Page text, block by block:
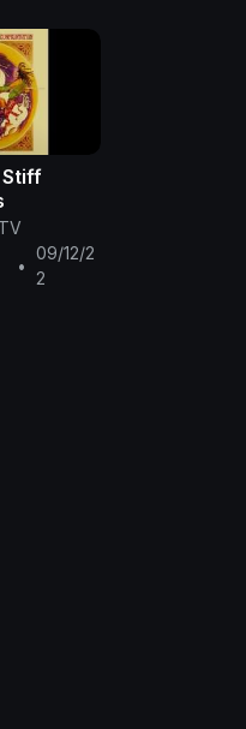
Stiff
•
09/12/2
2